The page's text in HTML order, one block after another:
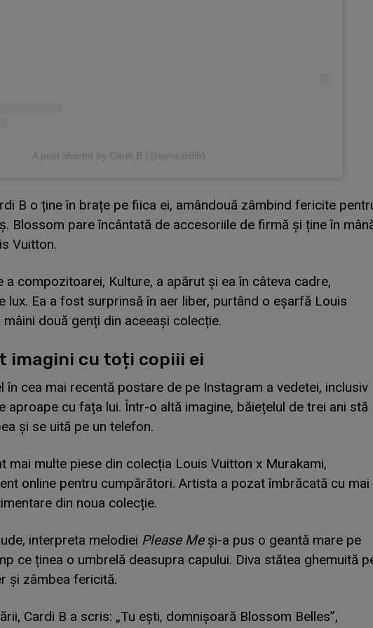
A post shared by Cardi B (@iamcardib)
B o ține în brațe pe fiica ei, amândouă zâmbind fericite
Blossom pare încântată de accesoriile de firmă și ține în
Vuitton.
a compozitoarei, Kulture, a apărut și ea în câteva cadre,
lux. Ea a fost surprinsă în aer liber, purtând o eșarfă Louis
două genți din aceeași colecție.
imagini cu toți copiii ei
în cea mai recentă postare de pe Instagram a vedetei, inclusiv
cu fața lui. Într-o altă imagine, băiețelul de trei ani stă
și se uită pe un telefon.
mai multe piese din colecția Louis Vuitton x Murakami,
online pentru cumpărători. Artista a pozat îmbrăcată cu mai
din noua colecție.
interpreta melodiei Please Meși-a pus o geantă mare pe
ce ținea o umbrelă deasupra capului. Diva stătea ghemuită
și zâmbea fericită.
Cardi B a scris: „Tu ești, domnișoară Blossom Belles”,